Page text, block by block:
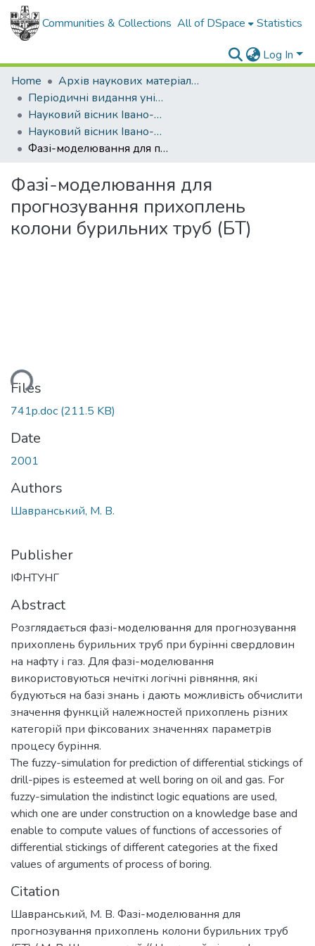
Communities & Collections All of DSpace Statistics
Log In
Home
Архів наукових матеріалів
Періодичні видання університету
Науковий вісник Івано-Франківського національного технічного університету нафти і газу
Науковий вісник Івано-Франківського національного технічного університету нафти і газу - 2001 - №1
Фазі-моделювання для прогнозування прихоплень колони бурильних труб (БТ)
Фазі-моделювання для
прогнозування прихоплень
колони бурильних труб (БТ)
Files
741p.doc (211.5 KB)
Date
2001
Authors
Шавранський, М. В.
Publisher
ІФНТУНГ
Abstract
Розглядається фазі-моделювання для прогнозування
прихоплень бурильних труб при бурінні свердловин
на нафту і газ. Для фазі-моделювання
використовуються нечіткі логічні рівняння, які
будуються на базі знань і дають можливість обчислити
значення функцій належностей прихоплень різних
категорій при фіксованих значеннях параметрів
процесу буріння.
The fuzzy-simulation for prediction of differential stickings of
drill-pipes is esteemed at well boring on oil and gas. For
fuzzy-simulation the indistinct logic equations are used,
which one are under construction on a knowledge base and
enable to compute values of functions of accessories of
differential stickings of different categories at the fixed
values of arguments of process of boring.
Citation
Шавранський, М. В. Фазі-моделювання для
прогнозування прихоплень колони бурильних труб